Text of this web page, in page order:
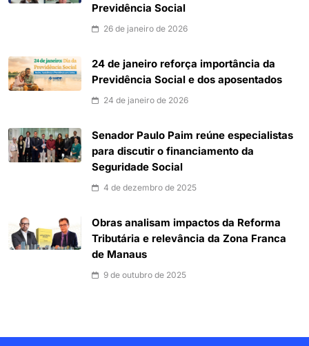
Previdência Social
26 de janeiro de 2026
24 de janeiro reforça importância da
Previdência Social e dos aposentados
24 de janeiro de 2026
Senador Paulo Paim reúne especialistas
para discutir o financiamento da
Seguridade Social
4 de dezembro de 2025
Obras analisam impactos da Reforma
Tributária e relevância da Zona Franca
de Manaus
9 de outubro de 2025